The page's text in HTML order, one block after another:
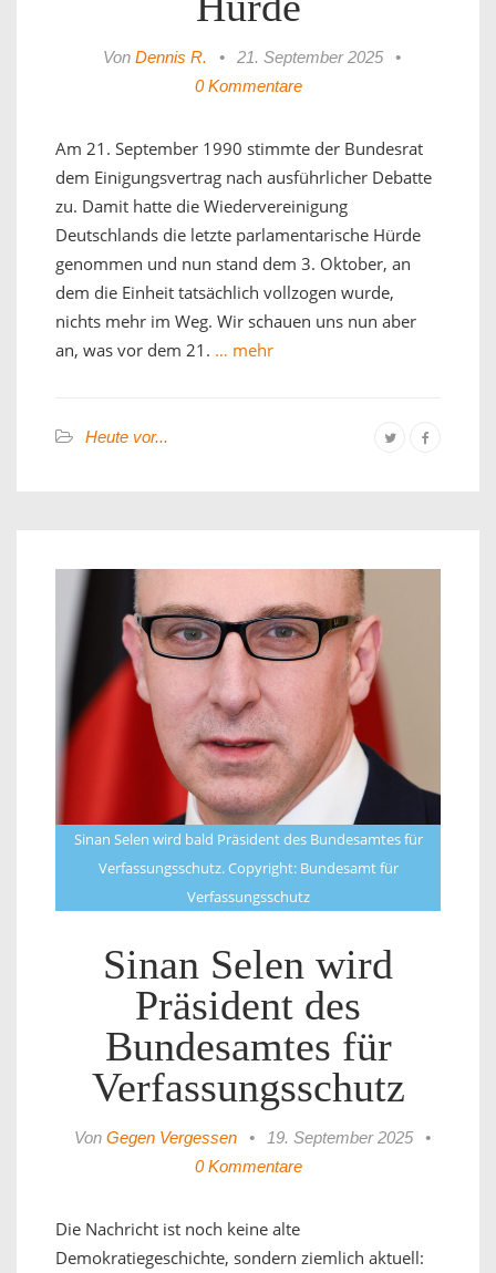
Von Dennis R. • 21. September 2025
•
0 Kommentare
Am 21. September 1990 stimmte der Bundesrat
dem Einigungsvertrag nach ausführlicher Debatte
zu. Damit hatte die Wiedervereinigung
Deutschlands die letzte parlamentarische Hürde
genommen und nun stand dem 3. Oktober, an
dem die Einheit tatsächlich vollzogen wurde,
nichts mehr im Weg. Wir schauen uns nun aber
an, was vor dem 21. … mehr
Heute vor...
Sinan Selen wird bald Präsident des Bundesamtes für
Verfassungsschutz. Copyright: Bundesamt für
Verfassungsschutz
Sinan Selen wird
Präsident des
Bundesamtes für
Verfassungsschutz
Von Gegen Vergessen • 19. September 2025
•
0 Kommentare
Die Nachricht ist noch keine alte
Demokratiegeschichte, sondern ziemlich aktuell: